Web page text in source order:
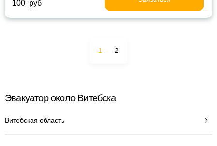
100 руб
1 2
Эвакуатор около Витебска
Витебская область